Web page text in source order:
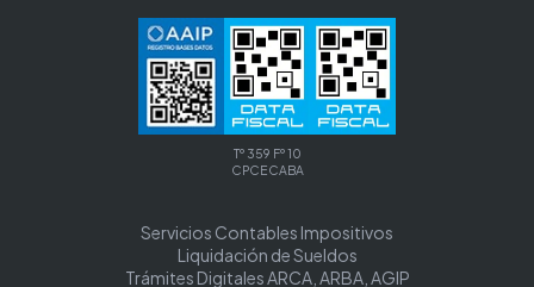
Tº 359 Fº 10
CPCECABA
Servicios Contables Impositivos
Liquidación de Sueldos
Trámites Digitales ARCA, ARBA, AGIP